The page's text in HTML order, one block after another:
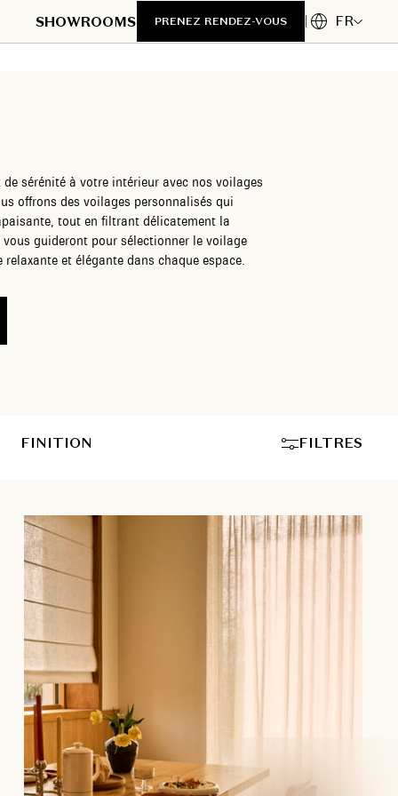
SHOWROOMS PRENEZ RENDEZ-VOUS FR
sérénité à votre intérieur avec nos voilages
offrons des voilages personnalisés qui
tout en filtrant délicatement la
guideront pour sélectionner le voilage
et élégante dans chaque espace.
FINITION FILTRES